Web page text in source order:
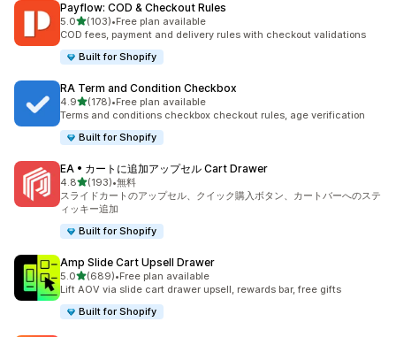
Payflow: COD & Checkout Rules
5.05つ星中
(103)
合計レビュー数：103件
•Free plan available
COD fees, payment and delivery rules with checkout validations
Built for Shopify
RA Term and Condition Checkbox
4.95つ星中
(178)
合計レビュー数：178件
•Free plan available
Terms and conditions checkbox checkout rules, age verification
Built for Shopify
EA • カートに追加アップセル Cart Drawer
4.85つ星中
(193)
合計レビュー数：193件
•無料
スライドカートのアップセル、クイック購入ボタン、カートバーへのステ
ィッキー追加
Built for Shopify
Amp Slide Cart Upsell Drawer
5.05つ星中
(689)
合計レビュー数：689件
•Free plan available
Lift AOV via slide cart drawer upsell, rewards bar, free gifts
Built for Shopify